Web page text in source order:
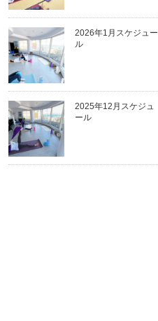
2026年1月スケジュー
ル
2025年12月スケジュ
ール